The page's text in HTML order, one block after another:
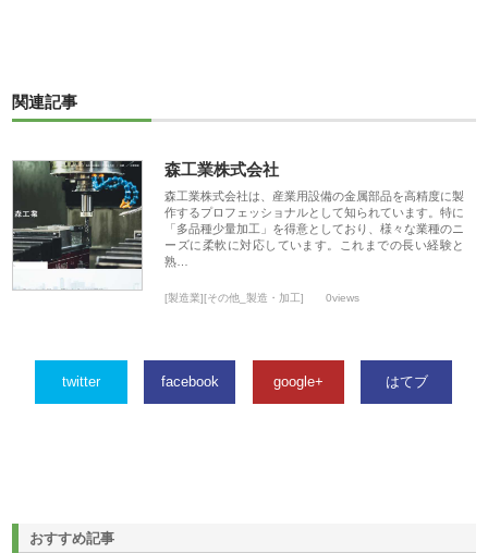
関連記事
森工業株式会社
森工業株式会社は、産業用設備の金属部品を高精度に製
作するプロフェッショナルとして知られています。特に
「多品種少量加工」を得意としており、様々な業種のニ
ーズに柔軟に対応しています。これまでの長い経験と
熟…
[製造業][その他_製造・加工] 0views
twitter facebook google+ はてブ
おすすめ記事